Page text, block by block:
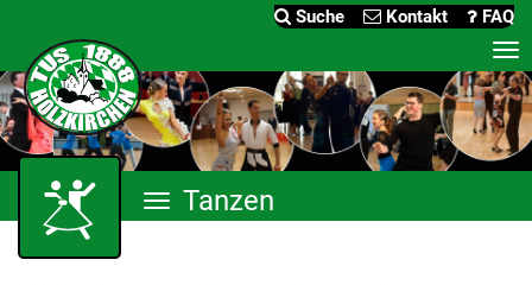
Suche Kontakt FAQ
MenüTanzen